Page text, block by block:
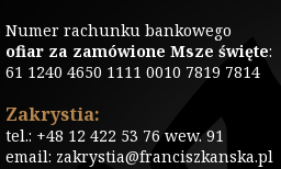
Numer rachunku bankowego
ofiar za zamówione Msze święte:
61 1240 4650 1111 0010 7819 7814
Zakrystia:
tel.: +48 12 422 53 76 wew. 91
email: zakrystia@franciszkanska.pl